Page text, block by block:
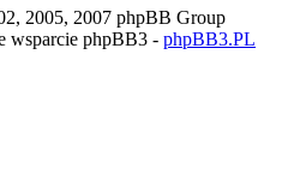
2005, 2007 phpBB Group
wsparcie phpBB3 - phpBB3.PL